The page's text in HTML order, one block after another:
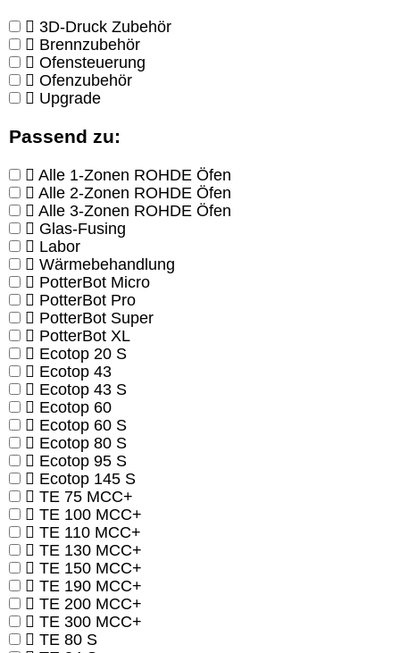
3D-Druck Zubehör
Brennzubehör
Ofensteuerung
Ofenzubehör
Upgrade
Passend zu:
Alle 1-Zonen ROHDE Öfen
Alle 2-Zonen ROHDE Öfen
Alle 3-Zonen ROHDE Öfen
Glas-Fusing
Labor
Wärmebehandlung
PotterBot Micro
PotterBot Pro
PotterBot Super
PotterBot XL
Ecotop 20 S
Ecotop 43
Ecotop 43 S
Ecotop 60
Ecotop 60 S
Ecotop 80 S
Ecotop 95 S
Ecotop 145 S
TE 75 MCC+
TE 100 MCC+
TE 110 MCC+
TE 130 MCC+
TE 150 MCC+
TE 190 MCC+
TE 200 MCC+
TE 300 MCC+
TE 80 S